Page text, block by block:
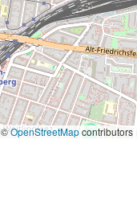
©OpenStreetMapcontributors